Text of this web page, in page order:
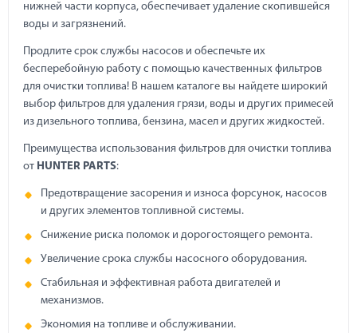
нижней части корпуса, обеспечивает удаление скопившейся
воды и загрязнений.
Продлите срок службы насосов и обеспечьте их
бесперебойную работу с помощью качественных фильтров
для очистки топлива! В нашем каталоге вы найдете широкий
выбор фильтров для удаления грязи, воды и других примесей
из дизельного топлива, бензина, масел и других жидкостей.
Преимущества использования фильтров для очистки топлива
от HUNTER PARTS:
Предотвращение засорения и износа форсунок, насосов
и других элементов топливной системы.
Снижение риска поломок и дорогостоящего ремонта.
Увеличение срока службы насосного оборудования.
Стабильная и эффективная работа двигателей и
механизмов.
Экономия на топливе и обслуживании.